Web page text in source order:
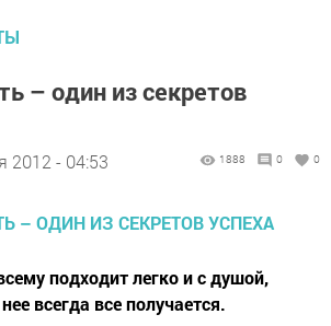
– один из секретов
2012 - 04:53 1888 0 0
подходит легко и с душой,
всегда все получается.